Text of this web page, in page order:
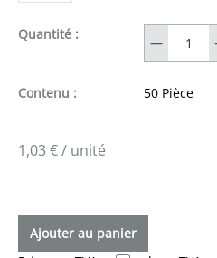
Quantité :
Contenu : 50 Pièce
1,03 € / unité
Ajouter au panier